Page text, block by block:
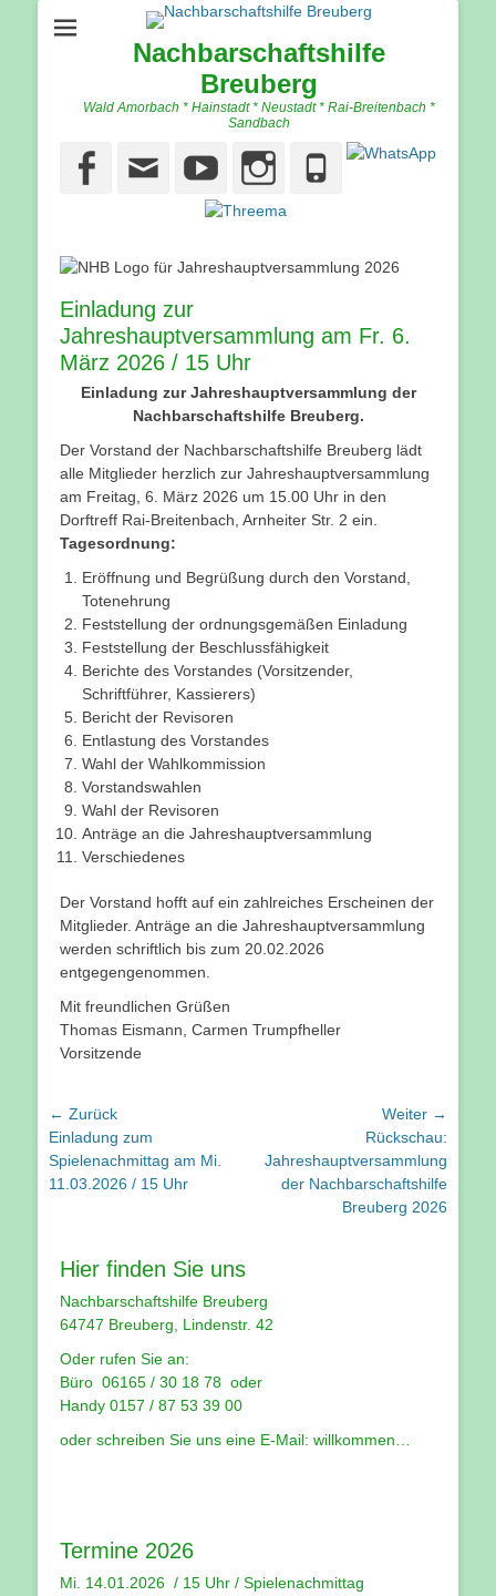
Nachbarschaftshilfe
Breuberg
Wald Amorbach * Hainstadt * Neustadt * Rai-Breitenbach *
Sandbach
Facebook
EmailYouTube
Instagram
Phone
Einladung zur
Jahreshauptversammlung am Fr. 6.
März 2026 / 15 Uhr
Einladung zur Jahreshauptversammlung der
Nachbarschaftshilfe Breuberg.
Der Vorstand der Nachbarschaftshilfe Breuberg lädt
alle Mitglieder herzlich zur Jahreshauptversammlung
am Freitag, 6. März 2026 um 15.00 Uhr in den
Dorftreff Rai-Breitenbach, Arnheiter Str. 2 ein.
Tagesordnung:
Eröffnung und Begrüßung durch den Vorstand,
Totenehrung
Feststellung der ordnungsgemäßen Einladung
Feststellung der Beschlussfähigkeit
Berichte des Vorstandes (Vorsitzender,
Schriftführer, Kassierers)
Bericht der Revisoren
Entlastung des Vorstandes
Wahl der Wahlkommission
Vorstandswahlen
Wahl der Revisoren
Anträge an die Jahreshauptversammlung
Verschiedenes
Der Vorstand hofft auf ein zahlreiches Erscheinen der
Mitglieder. Anträge an die Jahreshauptversammlung
werden schriftlich bis zum 20.02.2026
entgegengenommen.
Mit freundlichen Grüßen
Thomas Eismann, Carmen Trumpfheller
Vorsitzende
Beitragsnavigation
← Zurück
Vorhergehender
Beitrag:
Einladung zum
Spielenachmittag am Mi.
11.03.2026 / 15 Uhr
Weiter →
Beitrag:
Rückschau:
Jahreshauptversammlung
der Nachbarschaftshilfe
Breuberg 2026
Hier finden Sie uns
Nachbarschaftshilfe Breuberg
64747 Breuberg, Lindenstr. 42
Oder rufen Sie an:
Büro 06165 / 30 18 78 oder
Handy 0157 / 87 53 39 00
oder schreiben Sie uns eine E-Mail: willkommen…
Termine 2026
Mi. 14.01.2026 / 15 Uhr / Spielenachmittag